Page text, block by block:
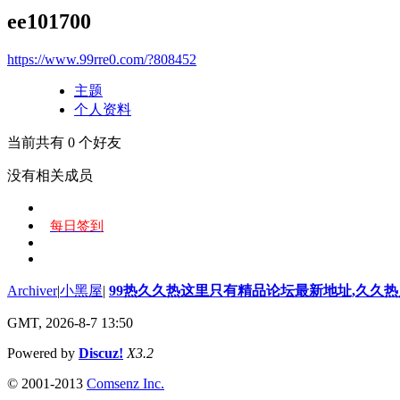
ee101700
https://www.99rre0.com/?808452
主题
个人资料
当前共有 0 个好友
没有相关成员
每日签到
Archiver|小黑屋| 99热久久热这里只有精品论坛最新地址,久久
GMT, 2026-8-7 13:50
Powered by Discuz! X3.2
© 2001-2013 Comsenz Inc.